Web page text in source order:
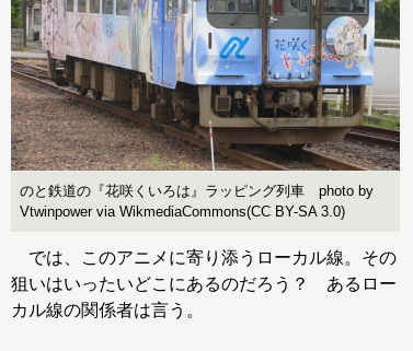
のと鉄道の『花咲くいろは』ラッピング列車 photo by
Vtwinpower via WikmediaCommons(CC BY-SA 3.0)
では、このアニメに寄り添うローカル線。その
狙いはいったいどこにあるのだろう？ あるロー
カル線の関係者は言う。